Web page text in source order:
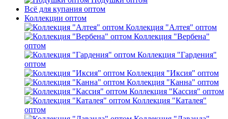
Всё для купания оптом
Коллекции оптом
Коллекция "Алтея" оптом
Коллекция "Вербена"
оптом
Коллекция "Гардения"
оптом
Коллекция "Иксия" оптом
Коллекция "Канна" оптом
Коллекция "Кассия" оптом
Коллекция "Каталея"
оптом